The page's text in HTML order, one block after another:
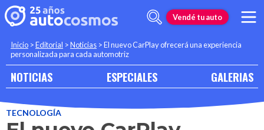
Vendé tu auto
Inicio >Editorial >Noticias >El nuevo CarPlay ofrecerá una experiencia
personalizada para cada automotriz
NOTICIAS ESPECIALES GALERIAS
TECNOLOGÍA